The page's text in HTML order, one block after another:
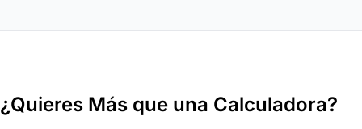
¿Quieres Más que una Calculadora?